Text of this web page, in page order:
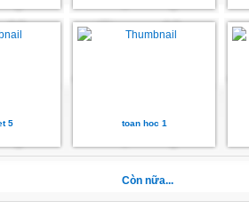
sáng tác mĩ thuật
dụng
5 toan hoc 1
Còn nữa...